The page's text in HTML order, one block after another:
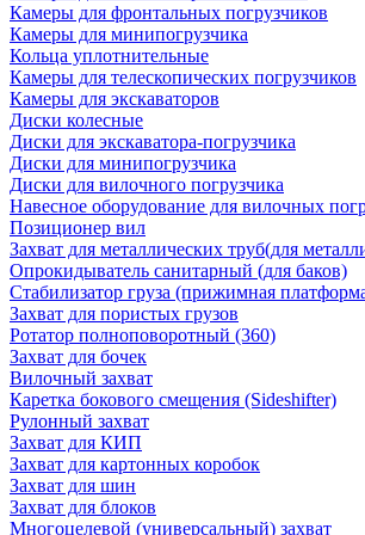
Камеры для фронтальных погрузчиков
Камеры для минипогрузчика
Кольца уплотнительные
Камеры для телескопических погрузчиков
Камеры для экскаваторов
Диски колесные
Диски для экскаватора-погрузчика
Диски для минипогрузчика
Диски для вилочного погрузчика
Навесное оборудование для вилочных
Позиционер вил
Захват для металлических труб(для
Опрокидыватель санитарный (для баков)
Стабилизатор груза (прижимная
Захват для пористых грузов
Ротатор полноповоротный (360)
Захват для бочек
Вилочный захват
Каретка бокового смещения (Sideshifter)
Рулонный захват
Захват для КИП
Захват для картонных коробок
Захват для шин
Захват для блоков
Многоцелевой (универсальный) захват